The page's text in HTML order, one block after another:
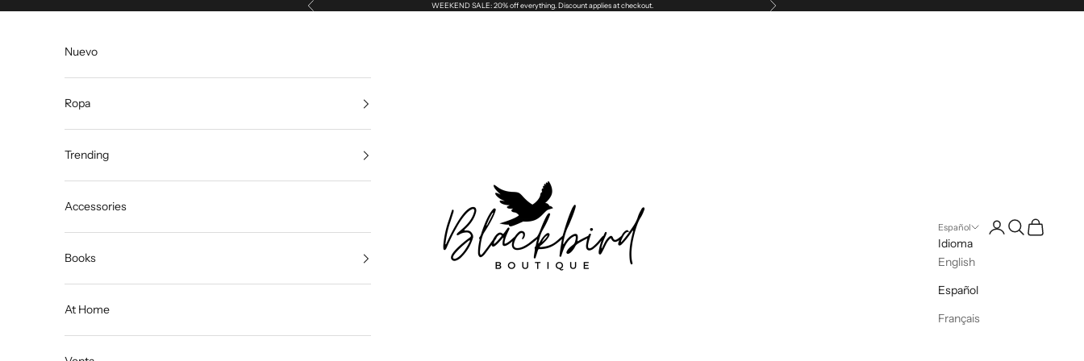
Ir al contenido Anterior WEEKEND SALE: 20% off everything. Discount applies at checkout. Siguiente
Blackbird Boutique
Español
Idioma
English
Español
Français
Iniciar sesión
Buscar
Cesta
Nuevo
Ropa
Trending
Accessories
Books
At Home